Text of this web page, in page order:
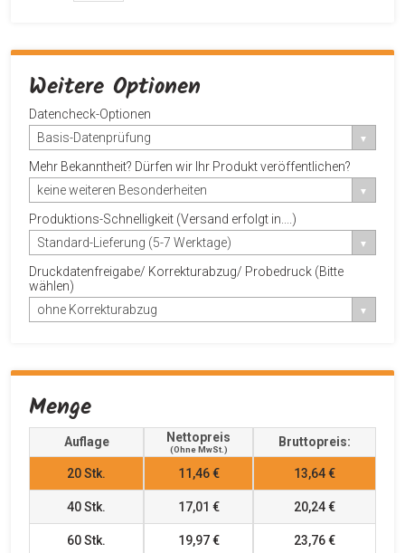
Weitere Optionen
Datencheck-Optionen
Basis-Datenprüfung
Mehr Bekanntheit? Dürfen wir Ihr Produkt veröffentlichen?
keine weiteren Besonderheiten
Produktions-Schnelligkeit (Versand erfolgt in....)
Standard-Lieferung (5-7 Werktage)
Druckdatenfreigabe/ Korrekturabzug/ Probedruck (Bitte
wählen)
ohne Korrekturabzug
Menge
Auflage Nettopreis
(ohne MwSt.)
Bruttopreis:
20Stk. 11,46 € 13,64 €
40Stk. 17,01 € 20,24 €
60Stk. 19,97 € 23,76 €